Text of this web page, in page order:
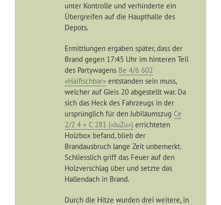
unter Kontrolle und verhinderte ein
Übergreifen auf die Haupthalle des
Depots.
Ermittlungen ergaben später, dass der
Brand gegen 17:45 Uhr im hinteren Teil
des Partywagens Be 4/6 602
«Haifischbar» entstanden sein muss,
welcher auf Gleis 20 abgestellt war. Da
sich das Heck des Fahrzeugs in der
ursprünglich für den Jubiläumszug Ce
2/2 4 + C 281 («JuZu») errichteten
Holzbox befand, blieb der
Brandausbruch lange Zeit unbemerkt.
Schliesslich griff das Feuer auf den
Holzverschlag über und setzte das
Hallendach in Brand.
Durch die Hitze wurden drei weitere, in